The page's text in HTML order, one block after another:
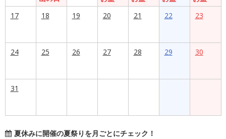
17
18 19 20 21 22 23
24 25 26 27 28 29 30
31
夏休みに開催の夏祭りを月ごとにチェック！